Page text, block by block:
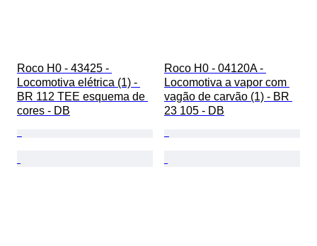
Roco H0 - 43425 -
Locomotiva elétrica (1) -
BR 112 TEE esquema de
cores - DB
Roco H0 - 04120A -
Locomotiva a vapor com
vagão de carvão (1) - BR
23 105 - DB